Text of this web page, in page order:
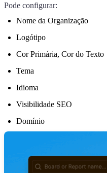
Pode configurar:
Nome da Organização
Logótipo
Cor Primária, Cor do Texto
Tema
Idioma
Visibilidade SEO
Domínio